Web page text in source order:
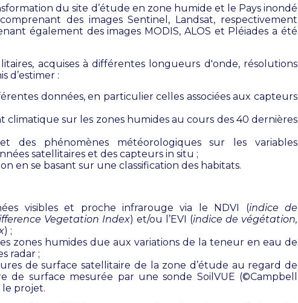
du site d’étude en zone humide et le Pays inondé
des images Sentinel, Landsat, respectivement
également des images MODIS, ALOS et Pléiades a été
acquises à différentes longueurs d'onde, résolutions
d’estimer :
données, en particulier celles associées aux capteurs
climatique sur les zones humides au cours des 40 dernières
des phénomènes météorologiques sur les variables
satellitaires et des capteurs in situ ;
en se basant sur une classification des habitats.
visibles et proche infrarouge via le NDVI (indice de
Vegetation Index) et/ou l’EVI (indice de végétation,
) ;
zones humides due aux variations de la teneur en eau de
radar ;
de surface satellitaire de la zone d’étude au regard de
de surface mesurée par une sonde SoilVUE (©Campbell
projet.